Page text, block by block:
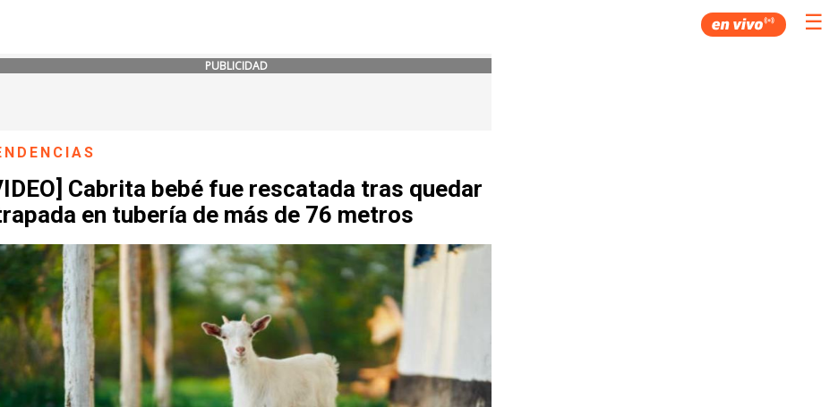
☰
PUBLICIDAD
Cabrita bebé fue rescatada tras quedar
en tubería de más de 76 metros